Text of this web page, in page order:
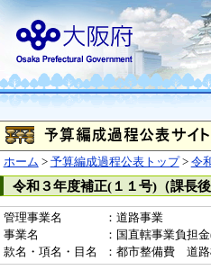
ホーム > 予算編成過程公表トップ> 令
令和３年度補正(１１号)（課長
管理事業名 ：道路事業
事業名
：国直轄事業負担
款名・項名・目名
：都市整備費 道